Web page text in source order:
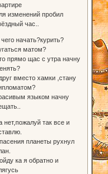
изменений пробил
час..
начать?курить?
матом?
прямо щас с утра начну
вместо хамки ,стану
языком начну
нет,пожалуй так все и
планеты рухнул
ка я обратно и